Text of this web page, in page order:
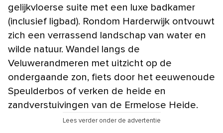
gelijkvloerse suite met een luxe badkamer
(inclusief ligbad). Rondom Harderwijk ontvouwt
zich een verrassend landschap van water en
wilde natuur. Wandel langs de
Veluwerandmeren met uitzicht op de
ondergaande zon, fiets door het eeuwenoude
Speulderbos of verken de heide en
zandverstuivingen van de Ermelose Heide.
Lees verder onder de advertentie